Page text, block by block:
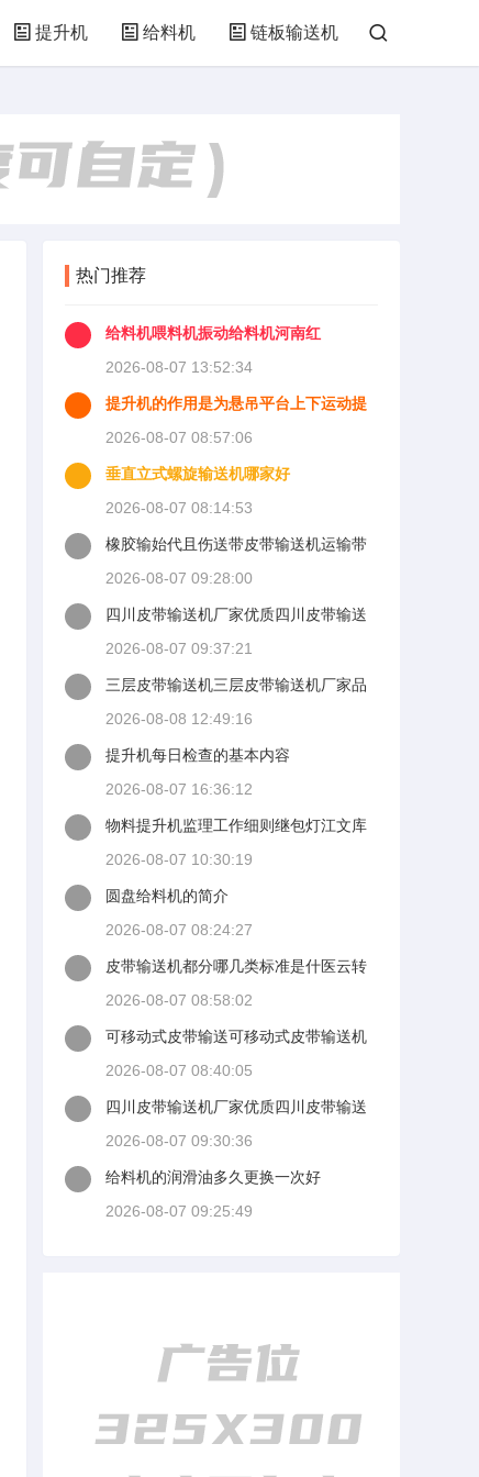
提升机 给料机 链板输送机
热门推荐
给料机喂料机振动给料机河南红
2026-08-07 13:52:34
提升机的作用是为悬吊平台上下运动提
2026-08-07 08:57:06
垂直立式螺旋输送机哪家好
2026-08-07 08:14:53
橡胶输始代且伤送带皮带输送机运输带
2026-08-07 09:28:00
四川皮带输送机厂家优质四川皮带输送
2026-08-07 09:37:21
三层皮带输送机三层皮带输送机厂家品
2026-08-08 12:49:16
提升机每日检查的基本内容
2026-08-07 16:36:12
物料提升机监理工作细则继包灯江文库
2026-08-07 10:30:19
圆盘给料机的简介
2026-08-07 08:24:27
皮带输送机都分哪几类标准是什医云转
2026-08-07 08:58:02
可移动式皮带输送可移动式皮带输送机
2026-08-07 08:40:05
四川皮带输送机厂家优质四川皮带输送
2026-08-07 09:30:36
给料机的润滑油多久更换一次好
2026-08-07 09:25:49